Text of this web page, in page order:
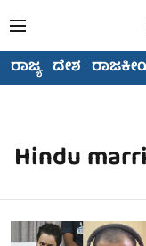
ರಾಜ್ಯ ದೇಶ
Hindu